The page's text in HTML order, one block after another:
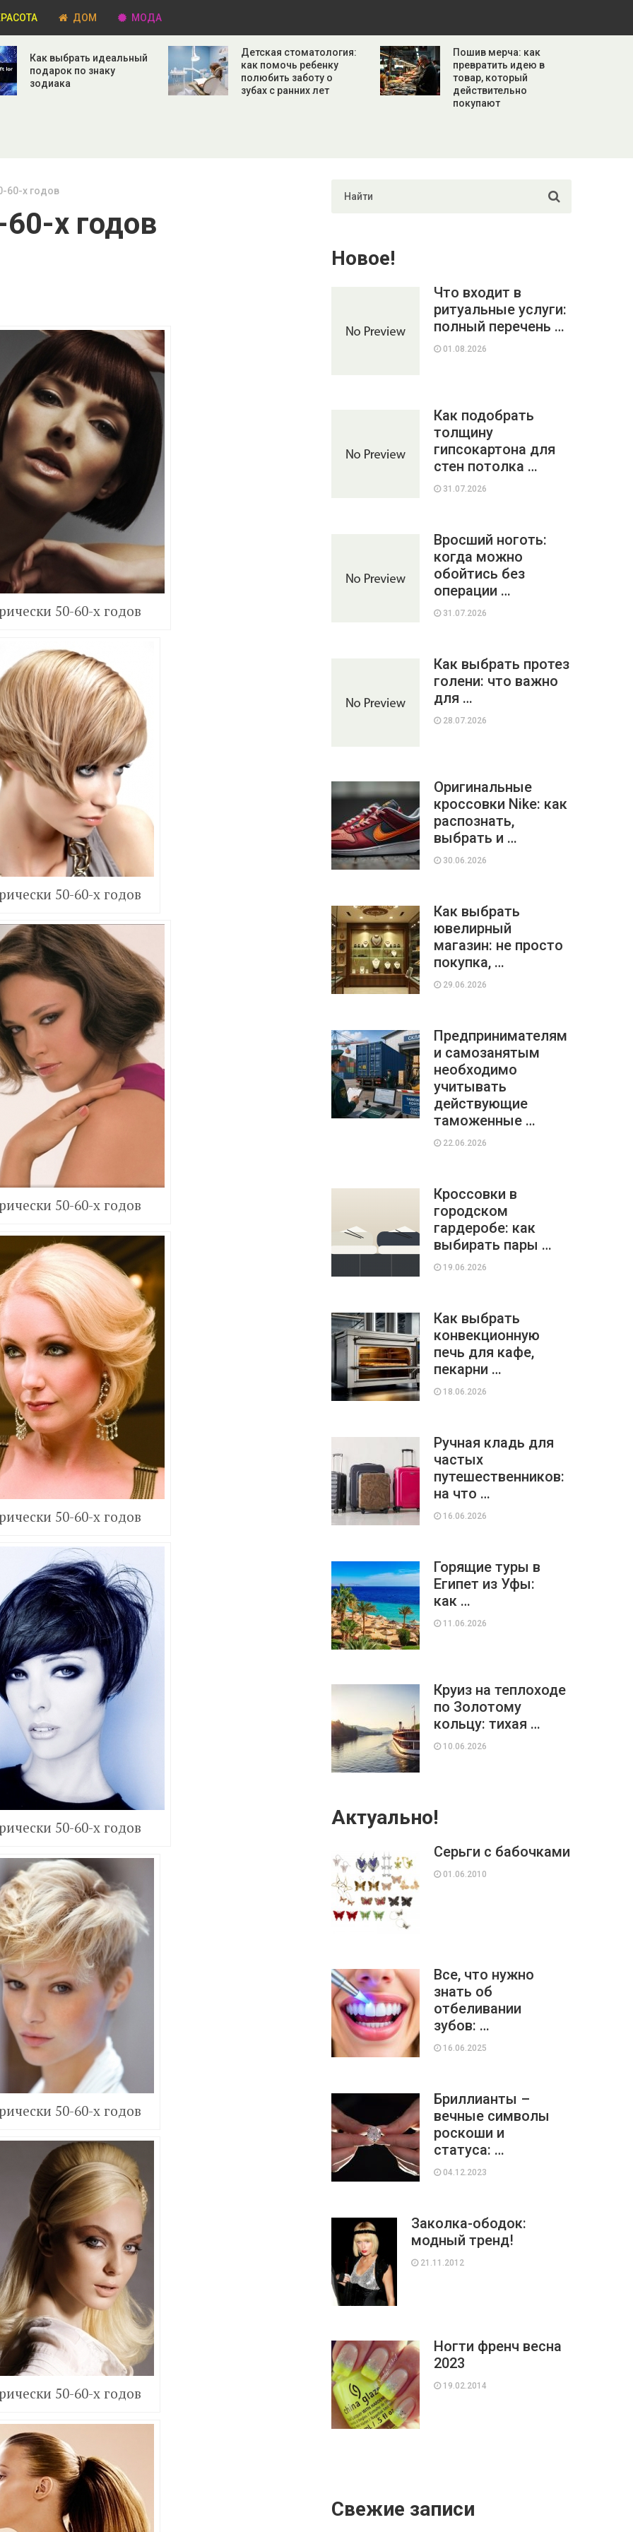
ДОМ МОДА
Как выбрать идеальный
подарок по знаку
зодиака
Детская стоматология:
как помочь ребенку
полюбить заботу о
зубах с ранних лет
Пошив мерча: как
превратить идею в
товар, который
действительно
покупают
60-х годов
х годов
50-60-х годов
50-60-х годов
50-60-х годов
50-60-х годов
50-60-х годов
50-60-х годов
50-60-х годов
Новое!
Что входит в
ритуальные услуги:
полный перечень …
01.08.2026
Как подобрать
толщину
гипсокартона для
стен потолка …
31.07.2026
Вросший ноготь:
когда можно
обойтись без
операции …
31.07.2026
Как выбрать протез
голени: что важно
для …
28.07.2026
Оригинальные
кроссовки Nike: как
распознать,
выбрать и …
30.06.2026
Как выбрать
ювелирный
магазин: не просто
покупка, …
29.06.2026
Предпринимателям
и самозанятым
необходимо
учитывать
действующие
таможенные …
22.06.2026
Кроссовки в
городском
гардеробе: как
выбирать пары …
19.06.2026
Как выбрать
конвекционную
печь для кафе,
пекарни …
18.06.2026
Ручная кладь для
частых
путешественников:
на что …
16.06.2026
Горящие туры в
Египет из Уфы:
как …
11.06.2026
Круиз на теплоходе
по Золотому
кольцу: тихая …
10.06.2026
Актуально!
Серьги с бабочками
01.06.2010
Все, что нужно
знать об
отбеливании
зубов: …
16.06.2025
Бриллианты –
вечные символы
роскоши и
статуса: …
04.12.2023
Заколка-ободок:
модный тренд!
21.11.2012
Ногти френч весна
2023
19.02.2014
Свежие записи